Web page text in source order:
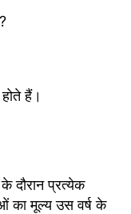
हैं।
दौरान प्रत्येक
का मूल्य उस वर्ष के